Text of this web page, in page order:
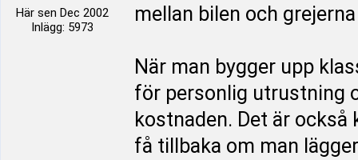
Här sen Dec 2002
Inlägg: 5973
mellan bilen och
När man bygger upp
för personlig utrustning
kostnaden. Det är
få tillbaka om man